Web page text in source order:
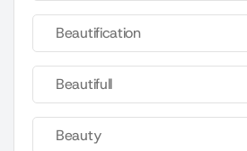
Beautification
Beautifull
Beauty